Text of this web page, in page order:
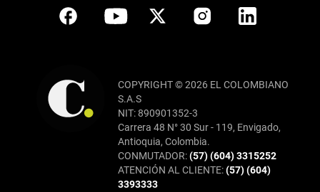
COPYRIGHT © 2026 EL COLOMBIANO
S.A.S
NIT: 890901352-3
Carrera 48 N° 30 Sur - 119, Envigado,
Antioquia, Colombia.
CONMUTADOR:(57) (604) 3315252
ATENCIÓN AL CLIENTE:(57) (604)
3393333